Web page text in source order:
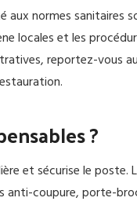
normes sanitaires
locales et les
reportez-vous
?
et sécurise le poste.
coupure, porte-